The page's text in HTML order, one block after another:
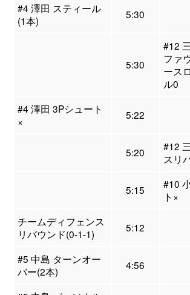
#4 澤田 スティール
(1本)
5:30
5:30
#12
ファ
ース
ル0
#4 澤田 3Pシュート
×
5:22
5:20
#12
スリ
5:15
#10
ト×
チームディフェンス
リバウンド(0-1-1)
5:12
#5 中島 ターンオー
バー(2本)
4:56